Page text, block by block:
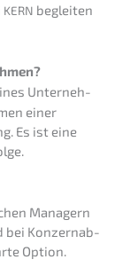
KERN beglei­ten
Unter­neh­
einer
Es ist eine
Managern
bei Konzern­ab­
Option.